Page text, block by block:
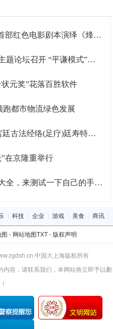
影剧本演绎《烽火末班车》发布
坛召开 “平谦模式”引关注
元奖”花落百胜软件
跑都市物流绿色发展
络(足疗)廷寿特级大师姚天明
在京隆重举行
试一下自己的手机吧，记得收藏
科技 企业 游戏 美食 商讯
图 - 网站地图TXT- 版权声明
中国大上海版权所有
容，请联系我们，本网站将立即予以删